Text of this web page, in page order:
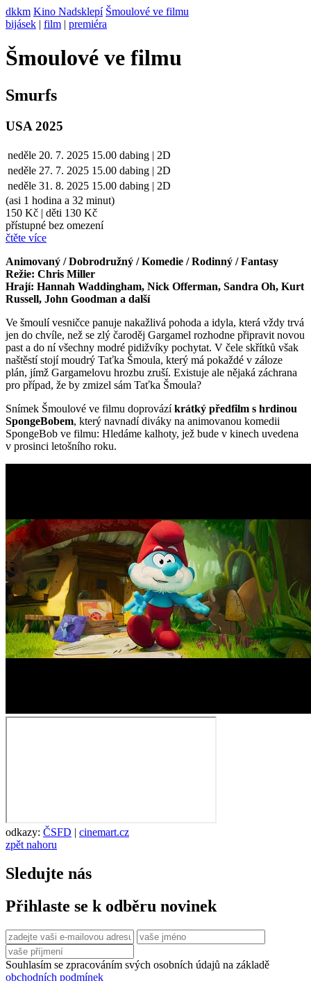
dkkm Kino Nadsklepí Šmoulové ve filmu
bijásek | film | premiéra
Šmoulové ve filmu
Smurfs
USA 2025
neděle 20. 7. 2025 15.00 dabing | 2D
neděle 27. 7. 2025 15.00 dabing | 2D
neděle 31. 8. 2025 15.00 dabing | 2D
(asi 1 hodina a 32 minut)
150 Kč | děti 130 Kč
přístupné bez omezení
čtěte více
Animovaný / Dobrodružný / Komedie / Rodinný / Fantasy
Režie: Chris Miller
Hrají: Hannah Waddingham, Nick Offerman, Sandra Oh, Kurt
Russell, John Goodman a další
Ve šmoulí vesničce panuje nakažlivá pohoda a idyla, která vždy trvá
jen do chvíle, než se zlý čaroděj Gargamel rozhodne připravit novou
past a do ní všechny modré pidižvíky pochytat. V čele skřítků však
naštěstí stojí moudrý Taťka Šmoula, který má pokaždé v záloze
plán, jímž Gargamelovu hrozbu zruší. Existuje ale nějaká záchrana
pro případ, že by zmizel sám Taťka Šmoula?
Snímek Šmoulové ve filmu doprovázíkrátký předfilm s hrdinou
SpongeBobem, který navnadí diváky na animovanou komedii
SpongeBob ve filmu: Hledáme kalhoty, jež bude v kinech uvedena
v prosinci letošního roku.
odkazy: ČSFD | cinemart.cz
zpět nahoru
Sledujte nás
Přihlaste se k odběru novinek
Souhlasím se zpracováním svých osobních údajů na základě
obchodních podmínek